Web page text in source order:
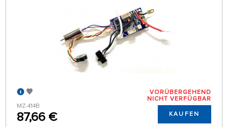
MZ-414B
87,66 €
VORÜBERGEHEND
NICHT VERFÜGBAR
KAUFEN